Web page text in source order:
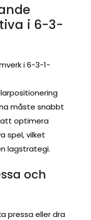
i 6-3-
i 6-3-1-
måste snabbt
optimera
spel, vilket
lagstrategi.
och
pressa eller dra